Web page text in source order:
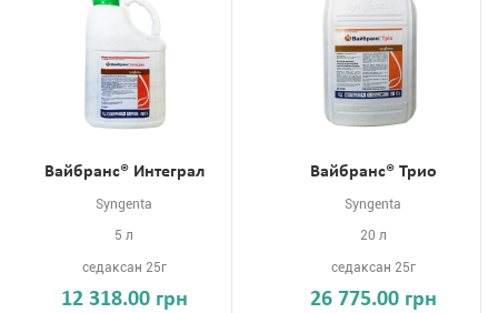
Вайбранс® Интеграл
Syngenta
5 л
седаксан 25г
12 318.00 грн
Вайбранс® Трио
Syngenta
20 л
седаксан 25г
26 775.00 грн